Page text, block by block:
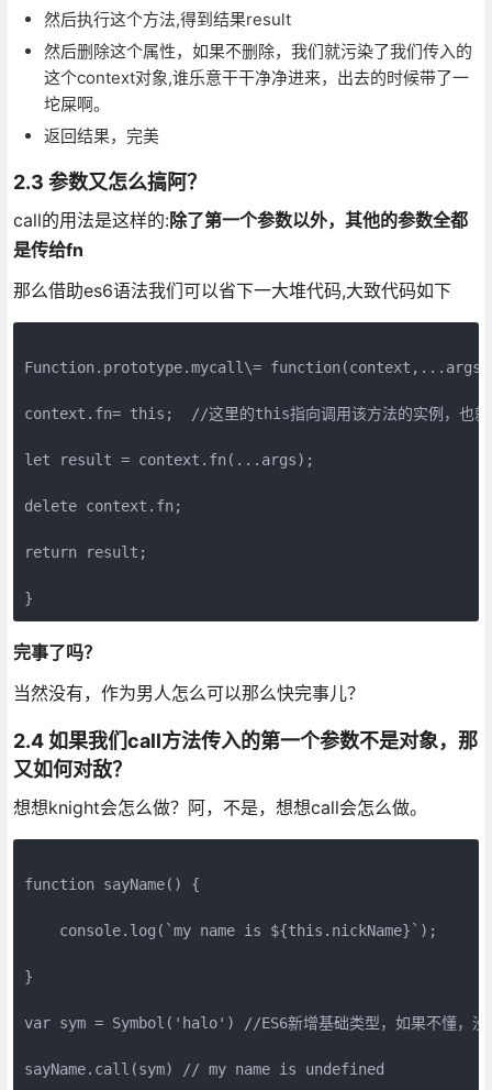
然后执行这个方法,得到结果result
然后删除这个属性，如果不删除，我们就污染了我们传入的
这个context对象,谁乐意干干净净进来，出去的时候带了一
坨屎啊。
返回结果，完美
2.3 参数又怎么搞阿？
call的用法是这样的:除了第一个参数以外，其他的参数全都
是传给fn
那么借助es6语法我们可以省下一大堆代码,大致代码如下
Function.prototype.mycall\=
context.fn= this;  //这里的this指向调用该方法的实例，也
let result = context.fn(...args);
delete context.fn;
return result;
完事了吗？
当然没有，作为男人怎么可以那么快完事儿？
2.4 如果我们call方法传入的第一个参数不是对象，那
又如何对敌？
想想knight会怎么做？阿，不是，想想call会怎么做。
function sayName() {
console.log(`my name is ${this.nickName}`);
}
var sym = Symbol('halo') //ES6新增基础类型，如果不懂，没
sayName.call(sym) // my name is undefined